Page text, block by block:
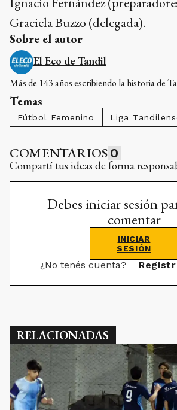
Graciela Buzzo (delegada).
Sobre el autor
El Eco de Tandil
Más de 143 años escribiendo la historia de
Temas
Fútbol Femenino Liga
COMENTARIOS 0
Compartí tus ideas de forma
Debes iniciar sesión
comentar
INICIAR
SESIÓN
¿No tenés cuenta?
RELACIONADAS